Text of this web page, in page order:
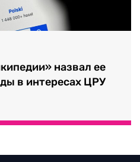
назвал ее
в интересах ЦРУ